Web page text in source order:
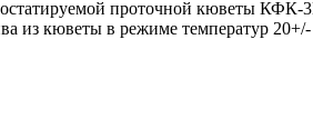
проточной кюветы КФК-
из кюветы в режиме температур